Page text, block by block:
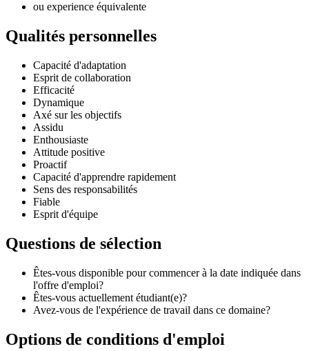
ou experience équivalente
Qualités personnelles
Capacité d'adaptation
Esprit de collaboration
Efficacité
Dynamique
Axé sur les objectifs
Assidu
Enthousiaste
Attitude positive
Proactif
Capacité d'apprendre rapidement
Sens des responsabilités
Fiable
Esprit d'équipe
Questions de sélection
Êtes-vous disponible pour commencer à la date indiquée dans
l'offre d'emploi?
Êtes-vous actuellement étudiant(e)?
Avez-vous de l'expérience de travail dans ce domaine?
Options de conditions d'emploi